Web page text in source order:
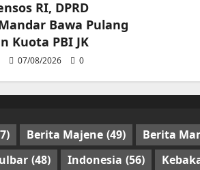
RI, DPRD
Bawa Pulang
Kuota PBI JK
07/08/2026 0
Berita Majene (49) Berita
(48) Indonesia (56)